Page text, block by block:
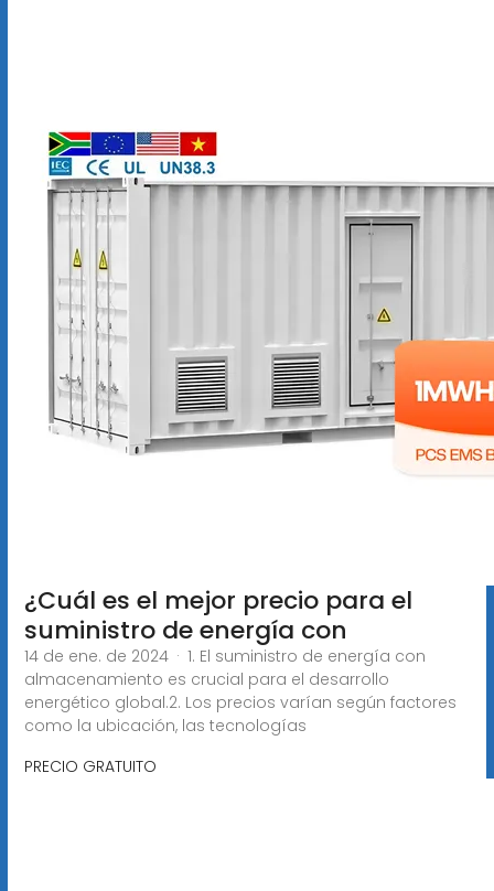
¿Cuál es el mejor precio para el
suministro de energía con
14 de ene. de 2024 · 1. El suministro de energía con
almacenamiento es crucial para el desarrollo
energético global.2. Los precios varían según factores
como la ubicación, las tecnologías
PRECIO GRATUITO